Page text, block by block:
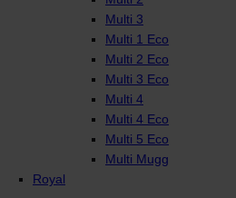
Multi 3
Multi 1 Eco
Multi 2 Eco
Multi 3 Eco
Multi 4
Multi 4 Eco
Multi 5 Eco
Multi Mugg
Royal